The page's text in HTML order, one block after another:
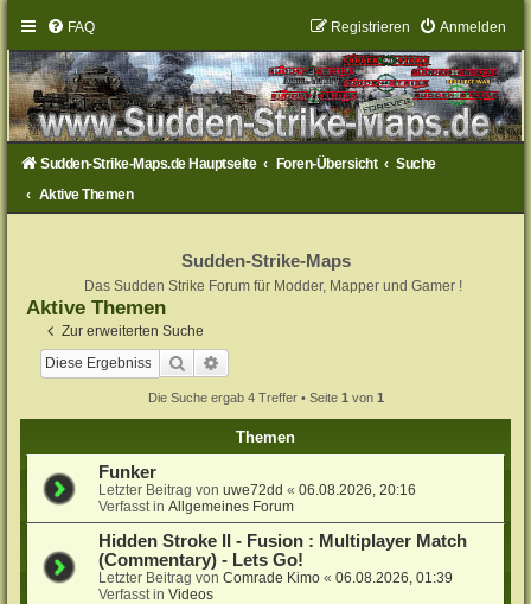
FAQ Anmelden
Registrieren
Sudden-Strike-Maps.de Hauptseite Foren-Übersicht
Suche
Aktive Themen
Sudden-Strike-Maps
Das Sudden Strike Forum für Modder, Mapper und Gamer !
Aktive Themen
Zur erweiterten Suche
Suche
Die Suche ergab 4 Treffer • Seite 1 von 1
Themen
Funker
Letzter Beitrag vonuwe72dd «06.08.2026, 20:16
Verfasst inAllgemeines Forum
Hidden Stroke II - Fusion : Multiplayer Match
(Commentary) - Lets Go!
Letzter Beitrag vonComrade Kimo «06.08.2026, 01:39
Verfasst inVideos